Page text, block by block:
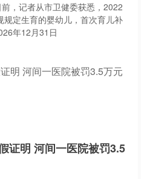
，记者从市卫健委获悉，2022
定生育的婴幼儿，首次育儿补
年12月31日
证明 河间一医院被罚3.5